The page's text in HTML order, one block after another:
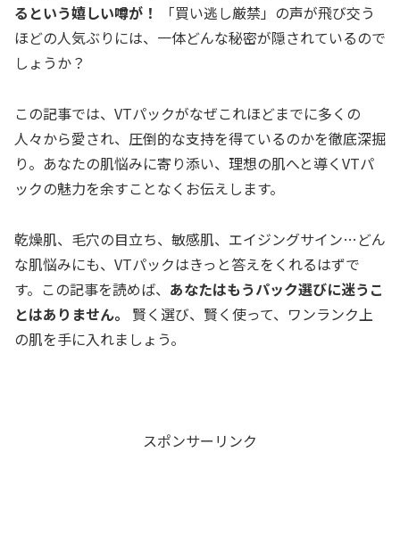
るという嬉しい噂が！
「買い逃し厳禁」の声が飛び交う
ほどの人気ぶりには、一体どんな秘密が隠されているので
しょうか？
この記事では、VTパックがなぜこれほどまでに多くの
人々から愛され、圧倒的な支持を得ているのかを徹底深掘
り。あなたの肌悩みに寄り添い、理想の肌へと導くVTパ
ックの魅力を余すことなくお伝えします。
乾燥肌、毛穴の目立ち、敏感肌、エイジングサイン…どん
な肌悩みにも、VTパックはきっと答えをくれるはずで
す。この記事を読めば、 あなたはもうパック選びに迷うこ
とはありません。
賢く選び、賢く使って、ワンランク上
の肌を手に入れましょう。
スポンサーリンク